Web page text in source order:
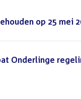
op 25 mei
Onderlinge